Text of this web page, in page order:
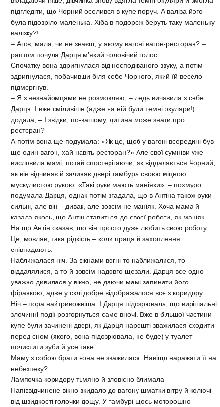
підгледіти, що Чорний оселився в купе поруч. А валіза його
була підозріло маленька. Хіба в подорож беруть таку маленьку
валізку?!
– Агов, мала, чи не знаєш, у якому вагоні вагон-ресторан? –
раптом почула Дарця м’який чоловічий голос.
Спочатку вона здригнулася від несподіваного звуку, а потім
здригнулася, побачивши біля себе Чорного, який їй весело
підморгнув.
– Я з незнайомцями не розмовляю, – ледь вичавила з себе
Дарця. І вже сміливіше (адже на ній були темні окуляри!)
додала, – І звідки, по-вашому, дитина може знати про
ресторан?
А потім вона ще подумала: «Як це, щоб у вагоні всередині був
ще один вагон, хай навіть ресторан?» Але свої сумніви уже
висловила мамі, потай спостерігаючи, як віддаляється Чорний,
як він відчиняє й зачиняє двері тамбура своєю міцною
мускулистою рукою. «Такі руки мають маніяки», – похмуро
подумала Дарця, однак потім згадала, що в Антіна також руки
сильні, але він – дивак, але зовсім не маніяк. Хоча мама й
казала якось, що Антін ставиться до своєї роботи, як маніяк.
На що Антін сказав, що він просто дуже любить свою роботу.
Це, мовляв, така рідкість – коли праця й захоплення
співпадають.
Наближалася ніч. За вікнами вогні то наближалися, то
віддалялися, а то й зовсім надовго щезали. Дарця все одно
уважно дивилася у вікно, не даючи мамі запинати його
фіранкою, адже у склі добре відображалося все з коридору.
Ніч – пора найтривожніша. І Дарця підозрювала, що вирішальні
злочинні події розгорнуться саме вночі. Вже в більшої частини
купе були зачинені двері, як Дарця нарешті зважилася сходити
перед сном (якого, вона підозрювала, не буде) у туалет:
почистити зуби й усе таке.
Маму з собою брати вона не зважилася. Навіщо наражати її на
небезпеку?
Лампочка коридору тьмяно й зловісно блимала.
Напіввідчинене вікно вкидало до вагону шматки вітру й колючі
від швидкості голочки дощу. У тамбурі щось моторошно